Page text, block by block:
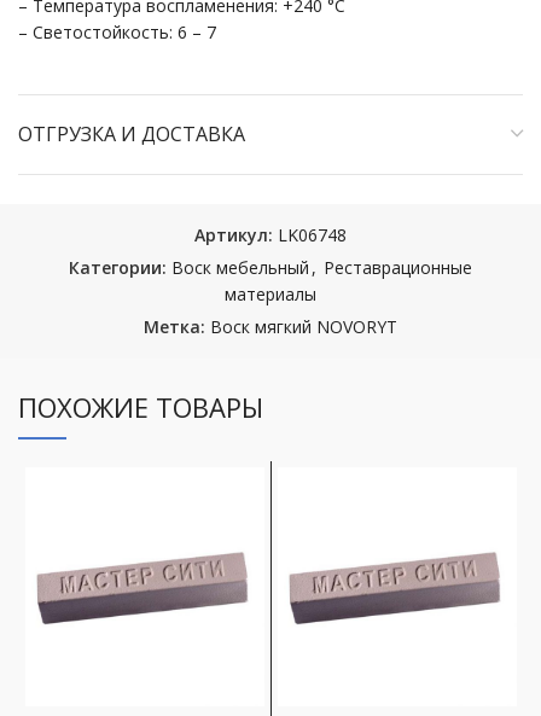
– Температура воспламенения: +240 °С
– Светостойкость: 6 – 7
ОТГРУЗКА И ДОСТАВКА
Артикул: LK06748
Категории: Воск мебельный , Реставрационные
материалы
Метка: Воск мягкий NOVORYT
ПОХОЖИЕ ТОВАРЫ